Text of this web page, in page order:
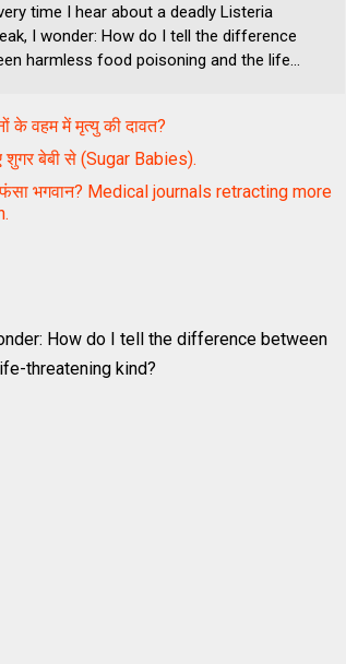
time I hear about a deadly Listeria
I wonder: How do I tell the difference
harmless food poisoning and the life...
के वहम में मृत्‍यु की दावत?
शुगर बेबी से (Sugar Babies).
भगवान? Medical journals retracting more
How do I tell the difference between
threatening kind?